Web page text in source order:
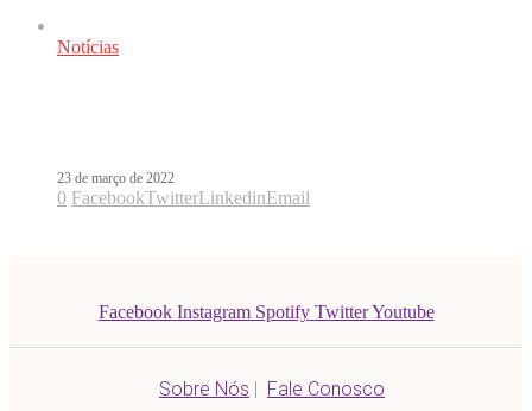
Notícias
23 de março de 2022
0 FacebookTwitterLinkedinEmail
Facebook Instagram Spotify Twitter Youtube
Sobre Nós | Fale Conosco